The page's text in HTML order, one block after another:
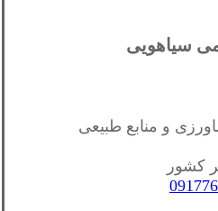
سیاهویی
و منابع طبیعی
کشور